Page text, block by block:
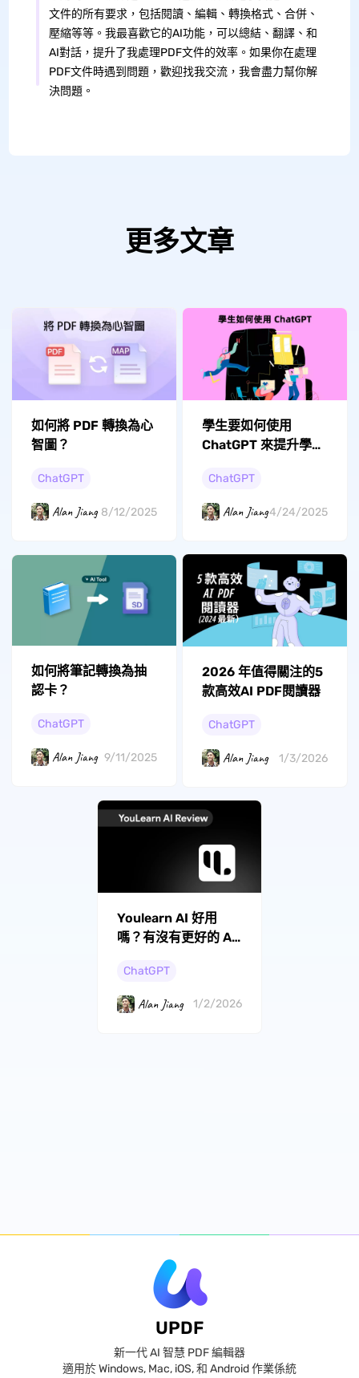
文件的所有要求，包括閱讀、編輯、轉換格式、合併、
壓縮等等。我最喜歡它的AI功能，可以總結、翻譯、和
AI對話，提升了我處理PDF文件的效率。如果你在處理
PDF文件時遇到問題，歡迎找我交流，我會盡力幫你解
決問題。
更多文章
如何將 PDF 轉換為心
智圖？
ChatGPT
Alan Jiang 8/12/2025
學生要如何使用
ChatGPT 來提升學習
ChatGPT
Alan Jiang4/24/2025
如何將筆記轉換為抽
認卡？
ChatGPT
Alan Jiang 9/11/2025
2026 年值得關注的5
款高效AI PDF閱讀器
ChatGPT
Alan Jiang 1/3/2026
Youlearn AI 好用
嗎？有沒有更好的 AI
ChatGPT
Alan Jiang 1/2/2026
UPDF
新一代 AI 智慧 PDF 編輯器
適用於 Windows, Mac, iOS, 和 Android 作業係統